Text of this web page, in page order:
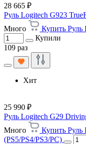
28 665 ₽
Руль Logitech G923
Много
Купить Руль
Купили
109 раз
Хит
25 990 ₽
Руль Logitech G29
Много
Купить Руль
(PS5/PS4/PS3/PC)